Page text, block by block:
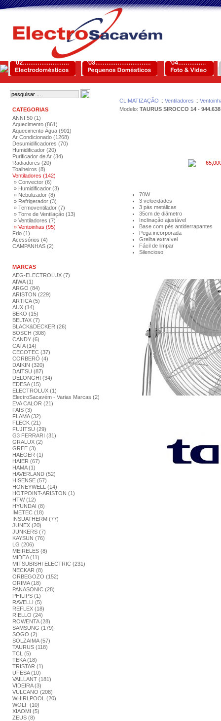
CATEGORIAS
ANNI 50 (1)
Aquecimento (861)
Aquecimento Água (901)
Ar Condicionado (1268)
Desumidificadores (70)
Humidificador (20)
Purificador de Ar (34)
Radiadores (20)
Toalheiros (8)
Ventiladores (142)
» Convector (6)
» Humidificador (3)
» Nebulizador (8)
» Refrigerador (3)
» Termoventilador (7)
» Torre de Ventilação (13)
» Ventiladores (7)
» Ventoinhas (95)
Frio (1)
Acessórios (4)
CAMPANHAS (2)
MARCAS
AEG-ELECTROLUX (7)
AIWA (1)
ARGO (84)
ARISTON (229)
ARTICA (5)
AUX (14)
BEKO (15)
BELTAX (7)
BLACK&DECKER (26)
BOSCH (308)
CANDY (6)
CATA (14)
CECOTEC (37)
CORBERÓ (4)
DAIKIN (320)
DAITSU (87)
DELONGHI (34)
EDESA (15)
ELECTROLUX (1)
ElectroSacavém - Varias Marcas (2)
EVA CALOR (21)
FAIS (3)
FLAMA (32)
FLECK (21)
FUJITSU (29)
G3 FERRARI (31)
GRALUX (2)
GREE (3)
HAEGER (1)
HAIER (67)
HAMA (1)
HAVERLAND (52)
HISENSE (57)
HONEYWELL (14)
HOTPOINT-ARISTON (1)
HTW (12)
HYUNDAI (8)
IMETEC (18)
INSUATHERM (77)
JUNEX (20)
JUNKERS (7)
KAYSUN (76)
LG (206)
MEIRELES (8)
MIDEA (11)
MITSUBISHI ELECTRIC (231)
NECKAR (8)
ORBEGOZO (152)
ORIMA (18)
PANASONIC (28)
PHILIPS (1)
RAVELLI (5)
REFLEX (18)
RIELLO (24)
ROWENTA (28)
SAMSUNG (179)
SOGO (2)
SOLZAIMA (57)
TAURUS (118)
TCL (5)
TEKA (18)
TRISTAR (1)
UFESA (10)
VAILLANT (181)
VIDEIRA (3)
VULCANO (208)
WHIRLPOOL (20)
WOLF (10)
XIAOMI (5)
ZEUS (8)
CLIMATIZAÇÃO :: Ventiladores ::
Modelo: TAURUS SIROCCO 14 - 944.638
70W
3 velocidades
3 pás metálicas
35cm de diámetro
Inclinação ajustável
Base com pés antiderrapantes
Pega incorporada
Grelha extraível
Fácil de limpar
Silencioso